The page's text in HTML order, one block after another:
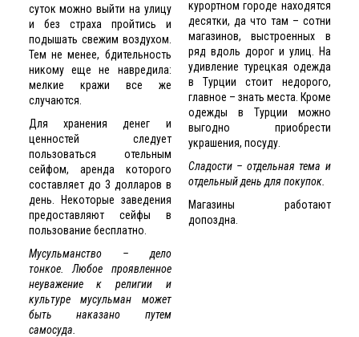
суток можно выйти на улицу
и без страха пройтись и
подышать свежим воздухом.
Тем не менее, бдительность
никому еще не навредила:
мелкие кражи все же
случаются.
Для хранения денег и
ценностей следует
пользоваться отельным
сейфом, аренда которого
составляет до 3 долларов в
день. Некоторые заведения
предоставляют сейфы в
пользование бесплатно.
Мусульманство – дело
тонкое. Любое проявленное
неуважение к религии и
культуре мусульман может
быть наказано путем
самосуда.
курортном городе находятся
десятки, да что там – сотни
магазинов, выстроенных в
ряд вдоль дорог и улиц. На
удивление турецкая одежда
в Турции стоит недорого,
главное – знать места. Кроме
одежды в Турции можно
выгодно приобрести
украшения, посуду.
Сладости – отдельная тема и
отдельный день для покупок.
Магазины работают
допоздна.